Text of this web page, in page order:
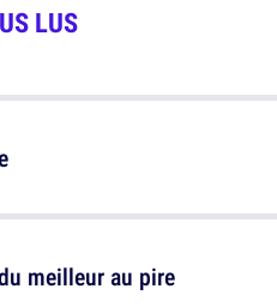
LUS
meilleur au pire